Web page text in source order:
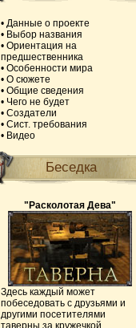
• Данные о проекте
• Выбор названия
• Ориентация на
предшественника
• Особенности мира
• О сюжете
• Общие сведения
• Чего не будет
• Создатели
• Сист. требования
• Видео
Беседка
"Расколотая Дева"
Здесь каждый может
побеседовать с друзьями и
другими посетителями
таверны за кружечкой